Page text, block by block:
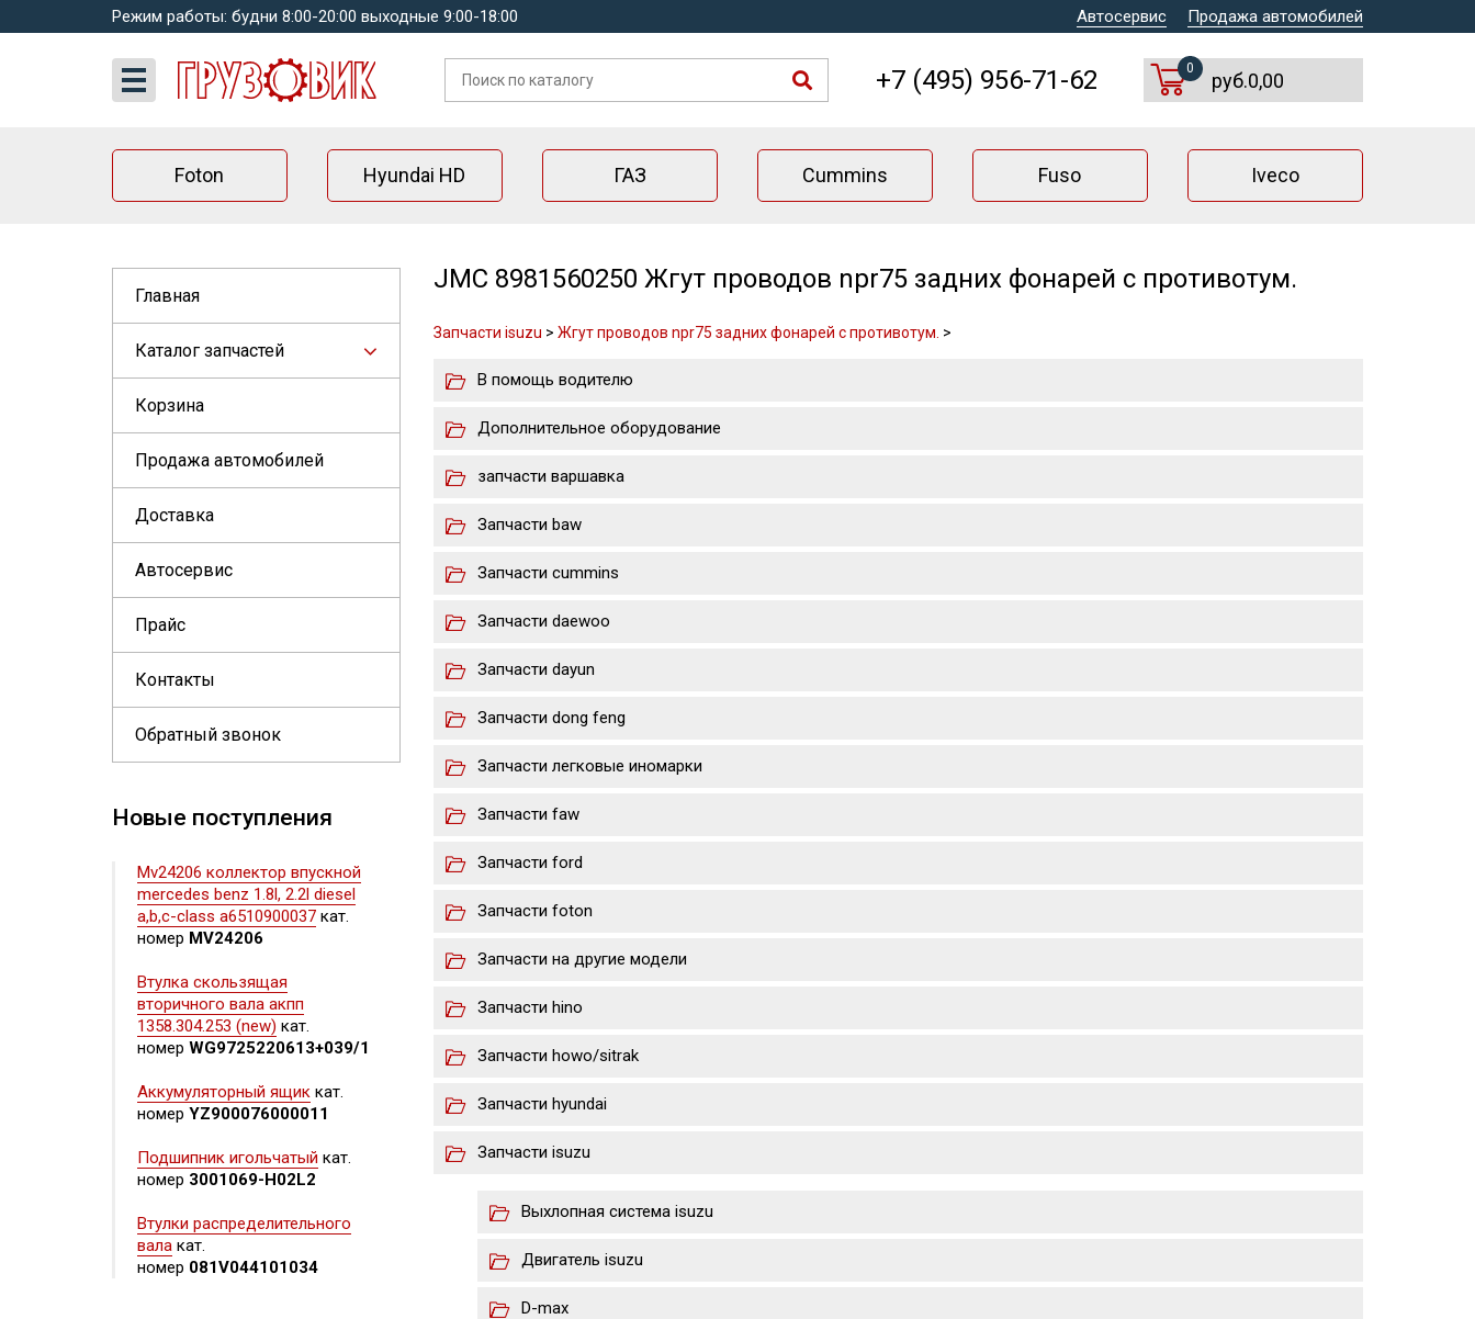
Режим работы: будни 8:00-20:00 выходные 9:00-18:00 Автосервис Продажа автомобилей
+7 (495) 956-71-62 0
руб.0,00
Foton Hyundai HD ГАЗ Cummins Fuso Iveco
Главная
Каталог запчастей
Корзина
Продажа автомобилей
Доставка
Автосервис
Прайс
Контакты
Обратный звонок
Новые поступления
Mv24206 коллектор впускной
mercedes benz 1.8l, 2.2l diesel
a,b,c-class a6510900037 кат.
номер MV24206
Втулка скользящая
вторичного вала акпп
1358.304.253 (new) кат.
номер WG9725220613+039/1
Аккумуляторный ящик кат.
номер YZ900076000011
Подшипник игольчатый кат.
номер 3001069-H02L2
Втулки распределительного
вала кат.
номер 081V044101034
JMC 8981560250 Жгут проводов npr75 задних фонарей с противотум.
Запчасти isuzu > Жгут проводов npr75 задних фонарей с противотум. >
В помощь водителю
Дополнительное оборудование
запчасти варшавка
Запчасти baw
Запчасти cummins
Запчасти daewoo
Запчасти dayun
Запчасти dong feng
Запчасти легковые иномарки
Запчасти faw
Запчасти ford
Запчасти foton
Запчасти на другие модели
Запчасти hino
Запчасти howo/sitrak
Запчасти hyundai
Запчасти isuzu
Выхлопная система isuzu
Двигатель isuzu
D-max